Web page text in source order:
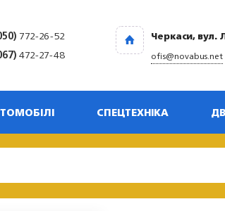
772-26-52
472-27-48
Черкаси, вул.
ofis@novabus.net
СПЕЦТЕХНІКА